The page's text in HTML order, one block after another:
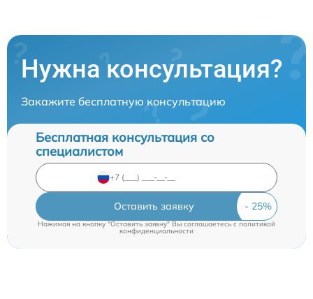
Нужна консультация?
Закажите бесплатную консультацию
Бесплатная консультация со
специалистом
Оставить заявку
Нажимая на кнопку "Оставить заявку" Вы соглашаетесь cполитикой
конфиденциальности